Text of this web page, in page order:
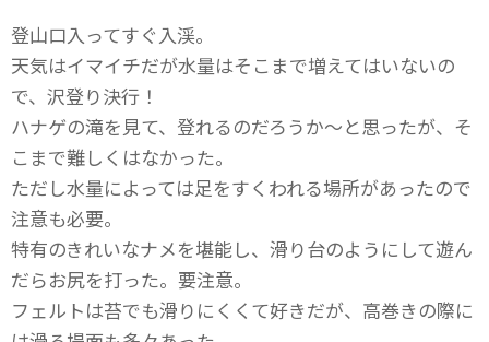
登山口入ってすぐ入渓。
天気はイマイチだが水量はそこまで増えてはいないの
で、沢登り決行！
ハナゲの滝を見て、登れるのだろうか〜と思ったが、そ
こまで難しくはなかった。
ただし水量によっては足をすくわれる場所があったので
注意も必要。
特有のきれいなナメを堪能し、滑り台のようにして遊ん
だらお尻を打った。要注意。
フェルトは苔でも滑りにくくて好きだが、高巻きの際に